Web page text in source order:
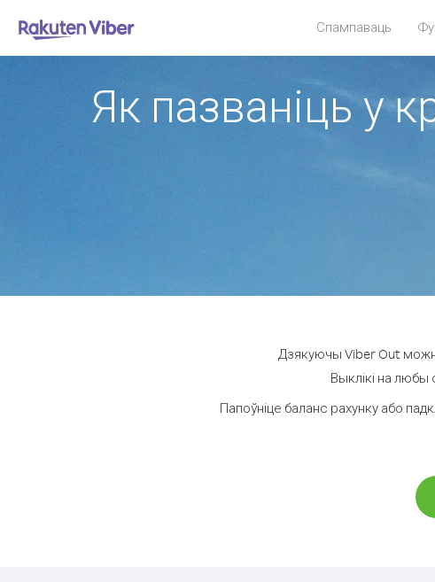
Спампаваць
Як пазваніць у
Дзякуючы Viber Out можна
Выклікі на любы
Папоўніце баланс рахунку або